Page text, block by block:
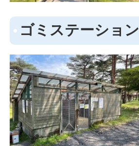
ゴミステーション